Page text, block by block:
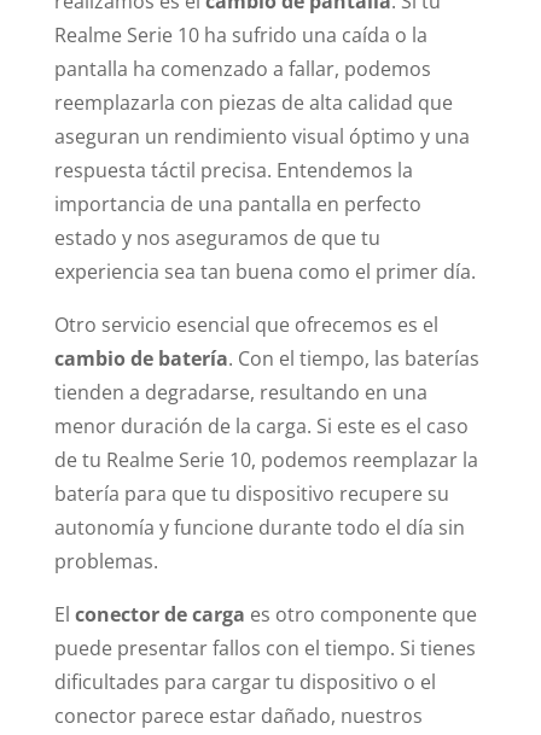
Realme Serie 10 ha sufrido una caída o la
pantalla ha comenzado a fallar, podemos
reemplazarla con piezas de alta calidad que
aseguran un rendimiento visual óptimo y una
respuesta táctil precisa. Entendemos la
importancia de una pantalla en perfecto
estado y nos aseguramos de que tu
experiencia sea tan buena como el primer día.
Otro servicio esencial que ofrecemos es el
cambio de batería. Con el tiempo, las baterías
tienden a degradarse, resultando en una
menor duración de la carga. Si este es el caso
de tu Realme Serie 10, podemos reemplazar la
batería para que tu dispositivo recupere su
autonomía y funcione durante todo el día sin
problemas.
El conector de carga es otro componente que
puede presentar fallos con el tiempo. Si tienes
dificultades para cargar tu dispositivo o el
conector parece estar dañado, nuestros